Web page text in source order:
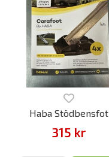
Haba Stödbensfot
315 kr